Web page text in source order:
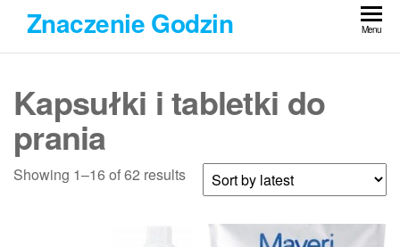
Przejdź
treści
Znaczenie Godzin Menu
Kapsułki i tabletki do
prania
Showing 1–16 of 62 results